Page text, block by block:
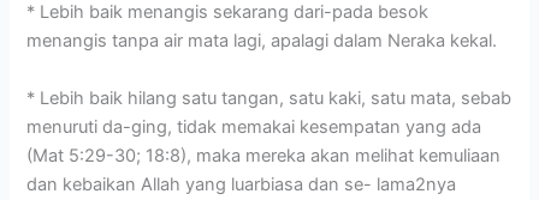
* Lebih baik menangis sekarang dari-pada besok
menangis tanpa air mata lagi, apalagi dalam Neraka kekal.
* Lebih baik hilang satu tangan, satu kaki, satu mata, sebab
menuruti da-ging, tidak memakai kesempatan yang ada
(Mat 5:29-30; 18:8), maka mereka akan melihat kemuliaan
dan kebaikan Allah yang luarbiasa dan se- lama2nya